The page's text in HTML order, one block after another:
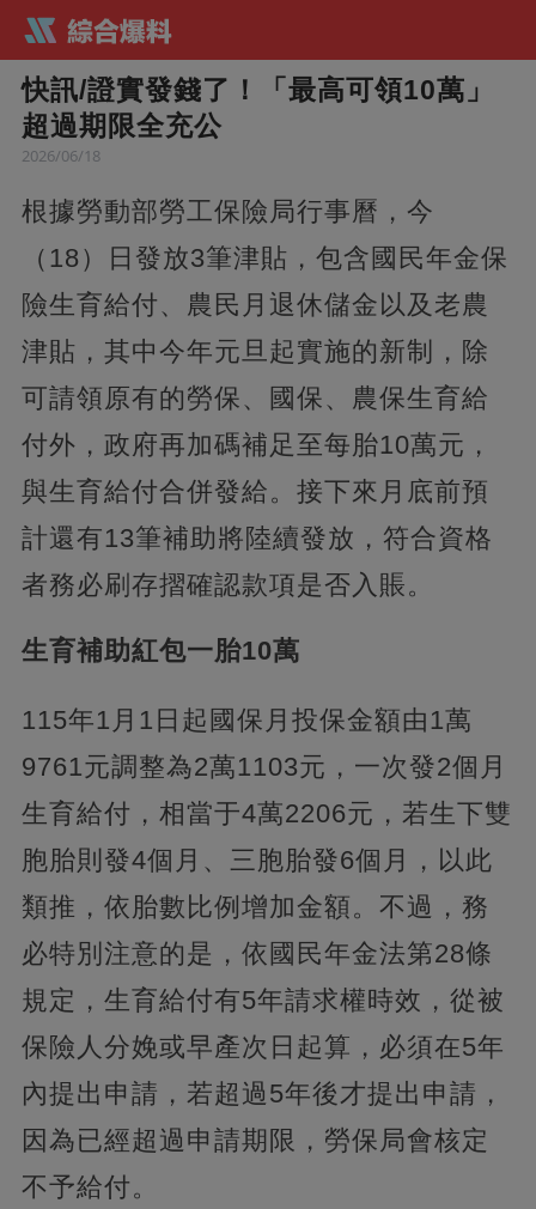
快訊/證實發錢了！「最高可領10萬」
超過期限全充公
2026/06/18
根據勞動部勞工保險局行事曆，今
（18）日發放3筆津貼，包含國民年金保
險生育給付、農民月退休儲金以及老農
津貼，其中今年元旦起實施的新制，除
可請領原有的勞保、國保、農保生育給
付外，政府再加碼補足至每胎10萬元，
與生育給付合併發給。接下來月底前預
計還有13筆補助將陸續發放，符合資格
者務必刷存摺確認款項是否入賬。
生育補助紅包一胎10萬
115年1月1日起國保月投保金額由1萬
9761元調整為2萬1103元，一次發2個月
生育給付，相當于4萬2206元，若生下雙
胞胎則發4個月、三胞胎發6個月，以此
類推，依胎數比例增加金額。不過，務
必特別注意的是，依國民年金法第28條
規定，生育給付有5年請求權時效，從被
保險人分娩或早產次日起算，必須在5年
內提出申請，若超過5年後才提出申請，
因為已經超過申請期限，勞保局會核定
不予給付。